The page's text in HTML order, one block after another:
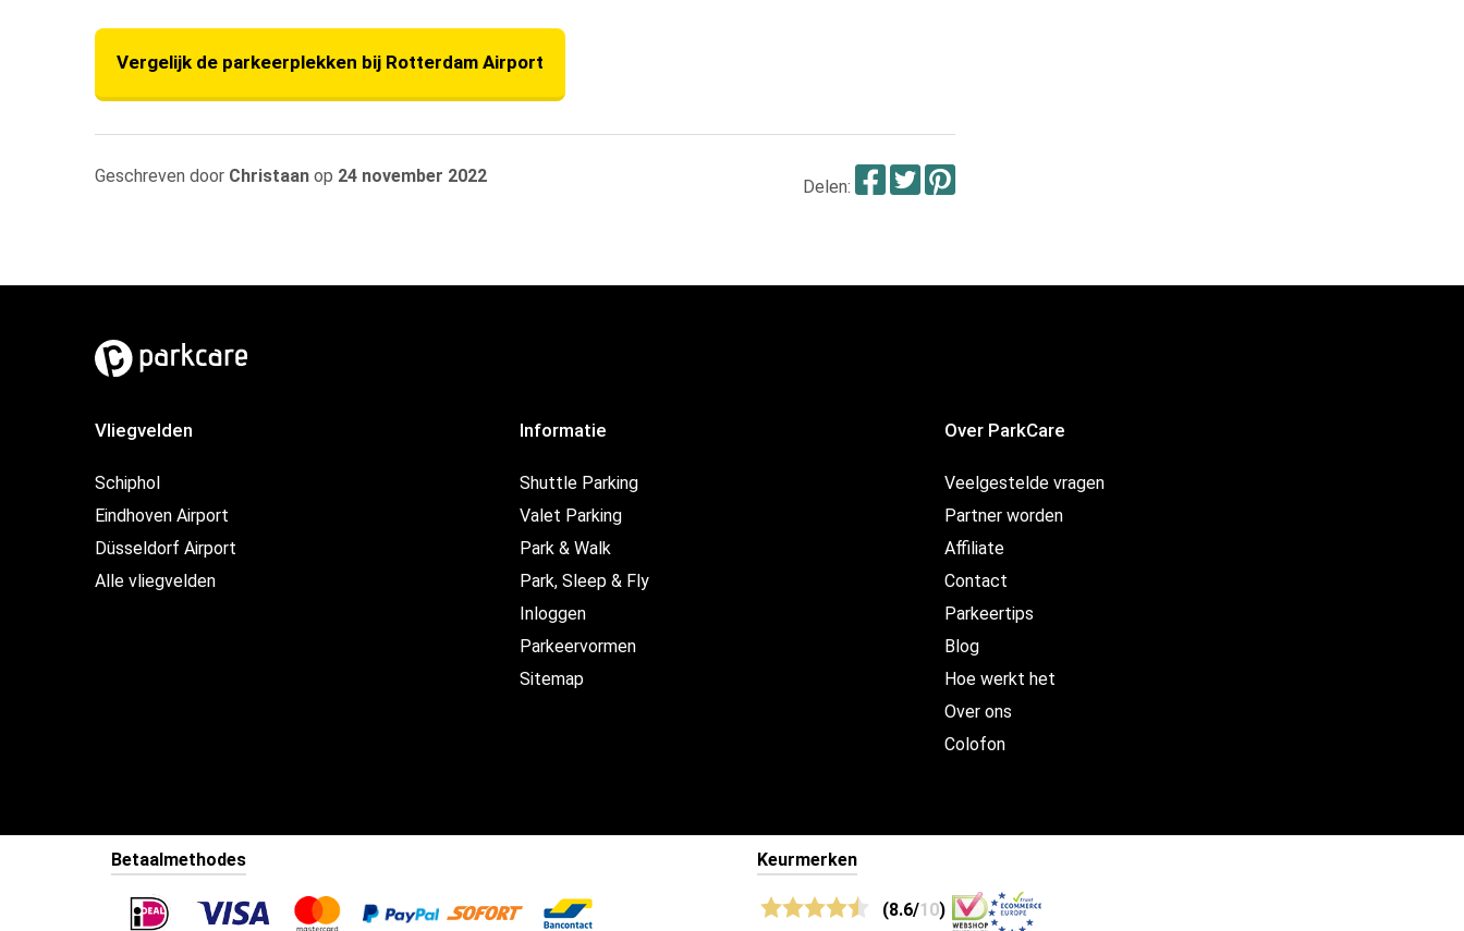
Vergelijk de parkeerplekken bij Rotterdam Airport
Geschreven door Christaan op 24 november 2022
Delen: Facebook
Twitter
Pinterest
Vliegvelden
Schiphol
Eindhoven Airport
Düsseldorf Airport
Alle vliegvelden
Informatie
Shuttle Parking
Valet Parking
Park & Walk
Park, Sleep & Fly
Inloggen
Parkeervormen
Sitemap
Over ParkCare
Veelgestelde vragen
Partner worden
Affiliate
Contact
Parkeertips
Blog
Hoe werkt het
Over ons
Colofon
Betaalmethodes Keurmerken
(8.6/10)